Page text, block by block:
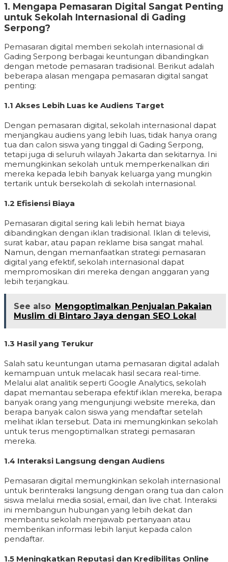
1. Mengapa Pemasaran Digital Sangat Penting
untuk Sekolah Internasional di Gading
Serpong?
Pemasaran digital memberi sekolah internasional di
Gading Serpong berbagai keuntungan dibandingkan
dengan metode pemasaran tradisional. Berikut adalah
beberapa alasan mengapa pemasaran digital sangat
penting:
1.1 Akses Lebih Luas ke Audiens Target
Dengan pemasaran digital, sekolah internasional dapat
menjangkau audiens yang lebih luas, tidak hanya orang
tua dan calon siswa yang tinggal di Gading Serpong,
tetapi juga di seluruh wilayah Jakarta dan sekitarnya. Ini
memungkinkan sekolah untuk memperkenalkan diri
mereka kepada lebih banyak keluarga yang mungkin
tertarik untuk bersekolah di sekolah internasional.
1.2 Efisiensi Biaya
Pemasaran digital sering kali lebih hemat biaya
dibandingkan dengan iklan tradisional. Iklan di televisi,
surat kabar, atau papan reklame bisa sangat mahal.
Namun, dengan memanfaatkan strategi pemasaran
digital yang efektif, sekolah internasional dapat
mempromosikan diri mereka dengan anggaran yang
lebih terjangkau.
See also Mengoptimalkan Penjualan Pakaian
Muslim di Bintaro Jaya dengan SEO Lokal
1.3 Hasil yang Terukur
Salah satu keuntungan utama pemasaran digital adalah
kemampuan untuk melacak hasil secara real-time.
Melalui alat analitik seperti Google Analytics, sekolah
dapat memantau seberapa efektif iklan mereka, berapa
banyak orang yang mengunjungi website mereka, dan
berapa banyak calon siswa yang mendaftar setelah
melihat iklan tersebut. Data ini memungkinkan sekolah
untuk terus mengoptimalkan strategi pemasaran
mereka.
1.4 Interaksi Langsung dengan Audiens
Pemasaran digital memungkinkan sekolah internasional
untuk berinteraksi langsung dengan orang tua dan calon
siswa melalui media sosial, email, dan live chat. Interaksi
ini membangun hubungan yang lebih dekat dan
membantu sekolah menjawab pertanyaan atau
memberikan informasi lebih lanjut kepada calon
pendaftar.
1.5 Meningkatkan Reputasi dan Kredibilitas Online